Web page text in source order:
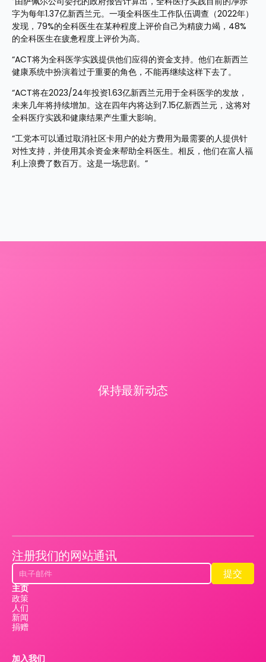
字为每年1.37亿新西兰元。一项全科医生工作队伍调查（2022年）
发现，79%的全科医生在某种程度上评价自己为精疲力竭，48%
的全科医生在疲惫程度上评价为高。
“ACT将为全科医学实践提供他们应得的资金支持。他们在新西兰
健康系统中扮演着过于重要的角色，不能再继续这样下去了。
“ACT将在2023/24年投资1.63亿新西兰元用于全科医学的发放，
未来几年将持续增加。这在四年内将达到7.15亿新西兰元，这将对
全科医疗实践和健康结果产生重大影响。
“工党本可以通过取消社区卡用户的处方费用为最需要的人提供针
对性支持，并使用其余资金来帮助全科医生。相反，他们在富人福
利上浪费了数百万。这是一场悲剧。”
保持最新动态
注册我们的网站通讯
提交
提交
主页
政策
人们
新闻
捐赠
加入我们